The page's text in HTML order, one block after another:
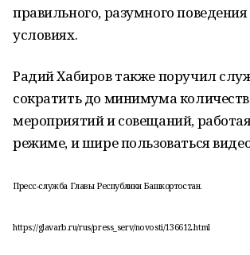
правильного, разумного
условиях.
Радий Хабиров также поручил
сократить до минимума
мероприятий и совещаний,
режиме, и шире пользоваться
Пресс-служба Главы Республики Башкортостан.
https://glavarb.ru/rus/press_serv/novosti/136612.html